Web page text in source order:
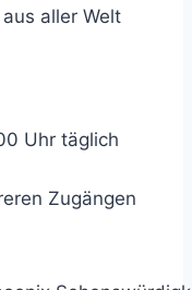
aller Welt
Uhr täglich
Zugängen